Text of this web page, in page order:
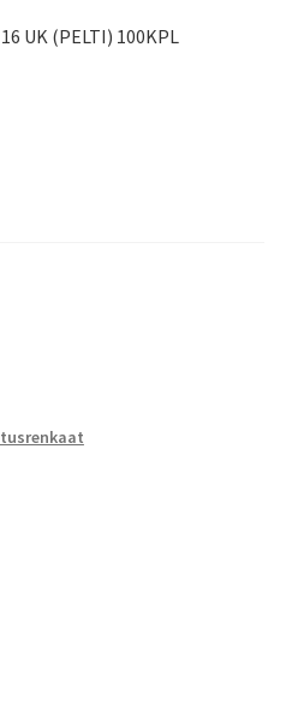
16 UK (PELTI) 100KPL